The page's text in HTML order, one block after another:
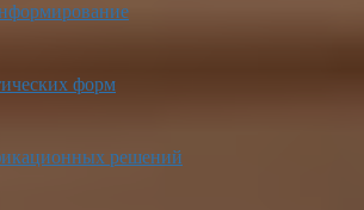
форм
решений